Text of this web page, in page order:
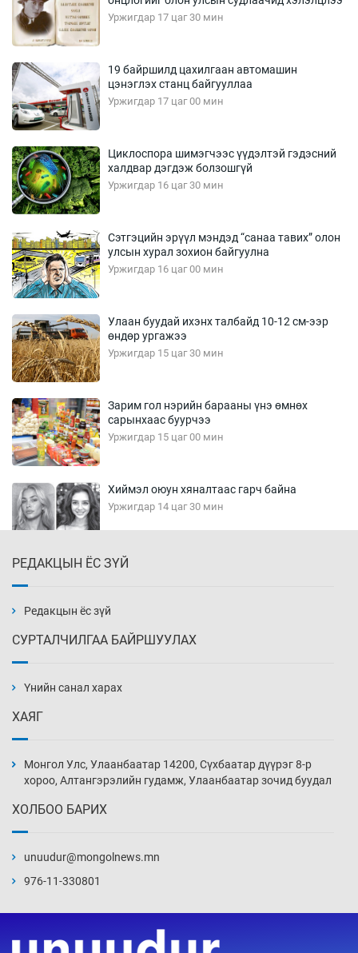
Уржигдар 17 цаг 30 мин
19 байршилд цахилгаан автомашин
цэнэглэх станц байгууллаа
Уржигдар 17 цаг 00 мин
Циклоспора шимэгчээс үүдэлтэй гэдэсний
халдвар дэгдэж болзошгүй
Уржигдар 16 цаг 30 мин
Сэтгэцийн эрүүл мэндэд “санаа тавих” олон
улсын хурал зохион байгуулна
Уржигдар 16 цаг 00 мин
Улаан буудай ихэнх талбайд 10-12 см-ээр
өндөр ургажээ
Уржигдар 15 цаг 30 мин
Зарим гол нэрийн барааны үнэ өмнөх
сарынхаас буурчээ
Уржигдар 15 цаг 00 мин
Хиймэл оюун хяналтаас гарч байна
Уржигдар 14 цаг 30 мин
Уржигдар 14 цаг 00 мин
нэмэгджээ
Уржигдар 13 цаг 30 мин
Уржигдар 13 цаг 00 мин
Уржигдар 12 цаг 30 мин
РЕДАКЦЫН ЁС ЗҮЙ
Редакцын ёс зүй
СУРТАЛЧИЛГАА БАЙРШУУЛАХ
Үнийн санал харах
ХАЯГ
Монгол Улс, Улаанбаатар 14200, Сүхбаатар дүүрэг 8-р
хороо, Алтангэрэлийн гудамж, Улаанбаатар зочид буудал
ХОЛБОО БАРИХ
unuudur@mongolnews.mn
976-11-330801